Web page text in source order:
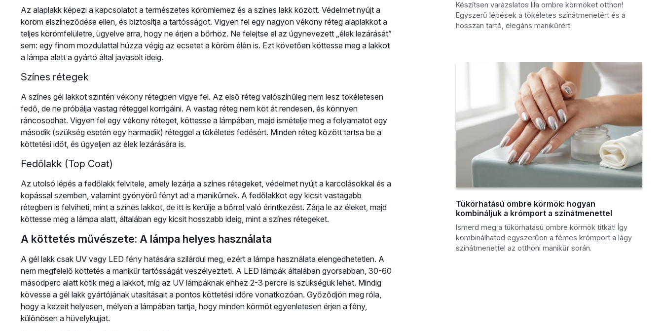
Az alaplakk képezi a kapcsolatot a természetes körömlemez és a színes lakk között. Védelmet nyújt a
köröm elszíneződése ellen, és biztosítja a tartósságot. Vigyen fel egy nagyon vékony réteg alaplakkot a
teljes körömfelületre, ügyelve arra, hogy ne érjen a bőrhöz. Ne felejtse el az úgynevezett „élek lezárását”
sem: egy finom mozdulattal húzza végig az ecsetet a köröm élén is. Ezt követően köttesse meg a lakkot
a lámpa alatt a gyártó által javasolt ideig.
Színes rétegek
A színes gél lakkot szintén vékony rétegben vigye fel. Az első réteg valószínűleg nem lesz tökéletesen
fedő, de ne próbálja vastag réteggel korrigálni. A vastag réteg nem köt át rendesen, és könnyen
ráncosodhat. Vigyen fel egy vékony réteget, köttesse a lámpában, majd ismételje meg a folyamatot egy
második (szükség esetén egy harmadik) réteggel a tökéletes fedésért. Minden réteg között tartsa be a
köttetési időt, és ügyeljen az élek lezárására is.
Fedőlakk (Top Coat)
Az utolsó lépés a fedőlakk felvitele, amely lezárja a színes rétegeket, védelmet nyújt a karcolásokkal és a
kopással szemben, valamint gyönyörű fényt ad a manikűrnek. A fedőlakkot egy kicsit vastagabb
rétegben is felviheti, mint a színes lakkot, de itt is kerülje a bőrrel való érintkezést. Zárja le az éleket, majd
köttesse meg a lámpa alatt, általában egy kicsit hosszabb ideig, mint a színes rétegeket.
A köttetés művészete: A lámpa helyes használata
A gél lakk csak UV vagy LED fény hatására szilárdul meg, ezért a lámpa használata elengedhetetlen. A
nem megfelelő köttetés a manikűr tartósságát veszélyezteti. A LED lámpák általában gyorsabban, 30-60
másodperc alatt kötik meg a lakkot, míg az UV lámpáknak ehhez 2-3 percre is szükségük lehet. Mindig
kövesse a gél lakk gyártójának utasításait a pontos köttetési időre vonatkozóan. Győződjön meg róla,
hogy a kezeit helyesen, mélyen a lámpában tartja, hogy minden körmöt egyenletesen érjen a fény,
különösen a hüvelykujjat.
Készítsen varázslatos lila ombre körmöket otthon!
Egyszerű lépések a tökéletes színátmenetért és a
hosszan tartó, elegáns manikűrért.
Tükörhatású ombre körmök: hogyan
kombináljuk a krómport a színátmenettel
Ismerd meg a tükörhatású ombre körmök titkát! Így
kombinálhatod egyszerűen a fémes krómport a lágy
színátmenettel az otthoni manikűr során.